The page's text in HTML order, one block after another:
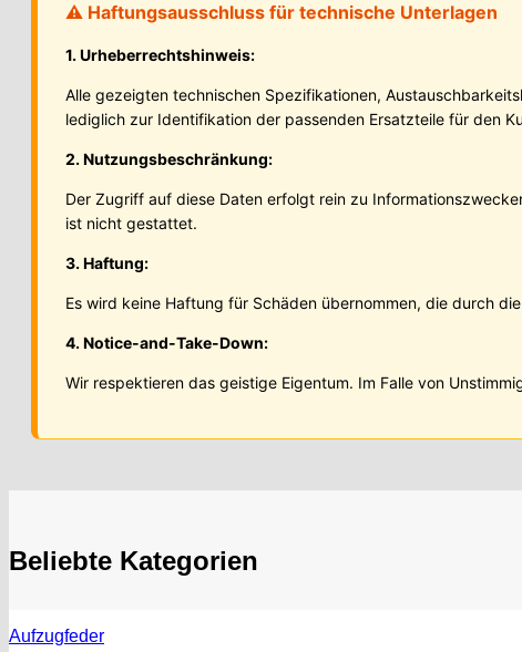
⚠️ Haftungsausschluss für technische Unterlagen
1. Urheberrechtshinweis:
Alle gezeigten technischen Spezifikationen,
lediglich zur Identifikation der passenden Ersatzteile für den
2. Nutzungsbeschränkung:
Der Zugriff auf diese Daten erfolgt rein zu
ist nicht gestattet.
3. Haftung:
Es wird keine Haftung für Schäden übernommen, die durch
4. Notice-and-Take-Down:
Wir respektieren das geistige Eigentum. Im Falle von
Beliebte Kategorien
Aufzugfeder